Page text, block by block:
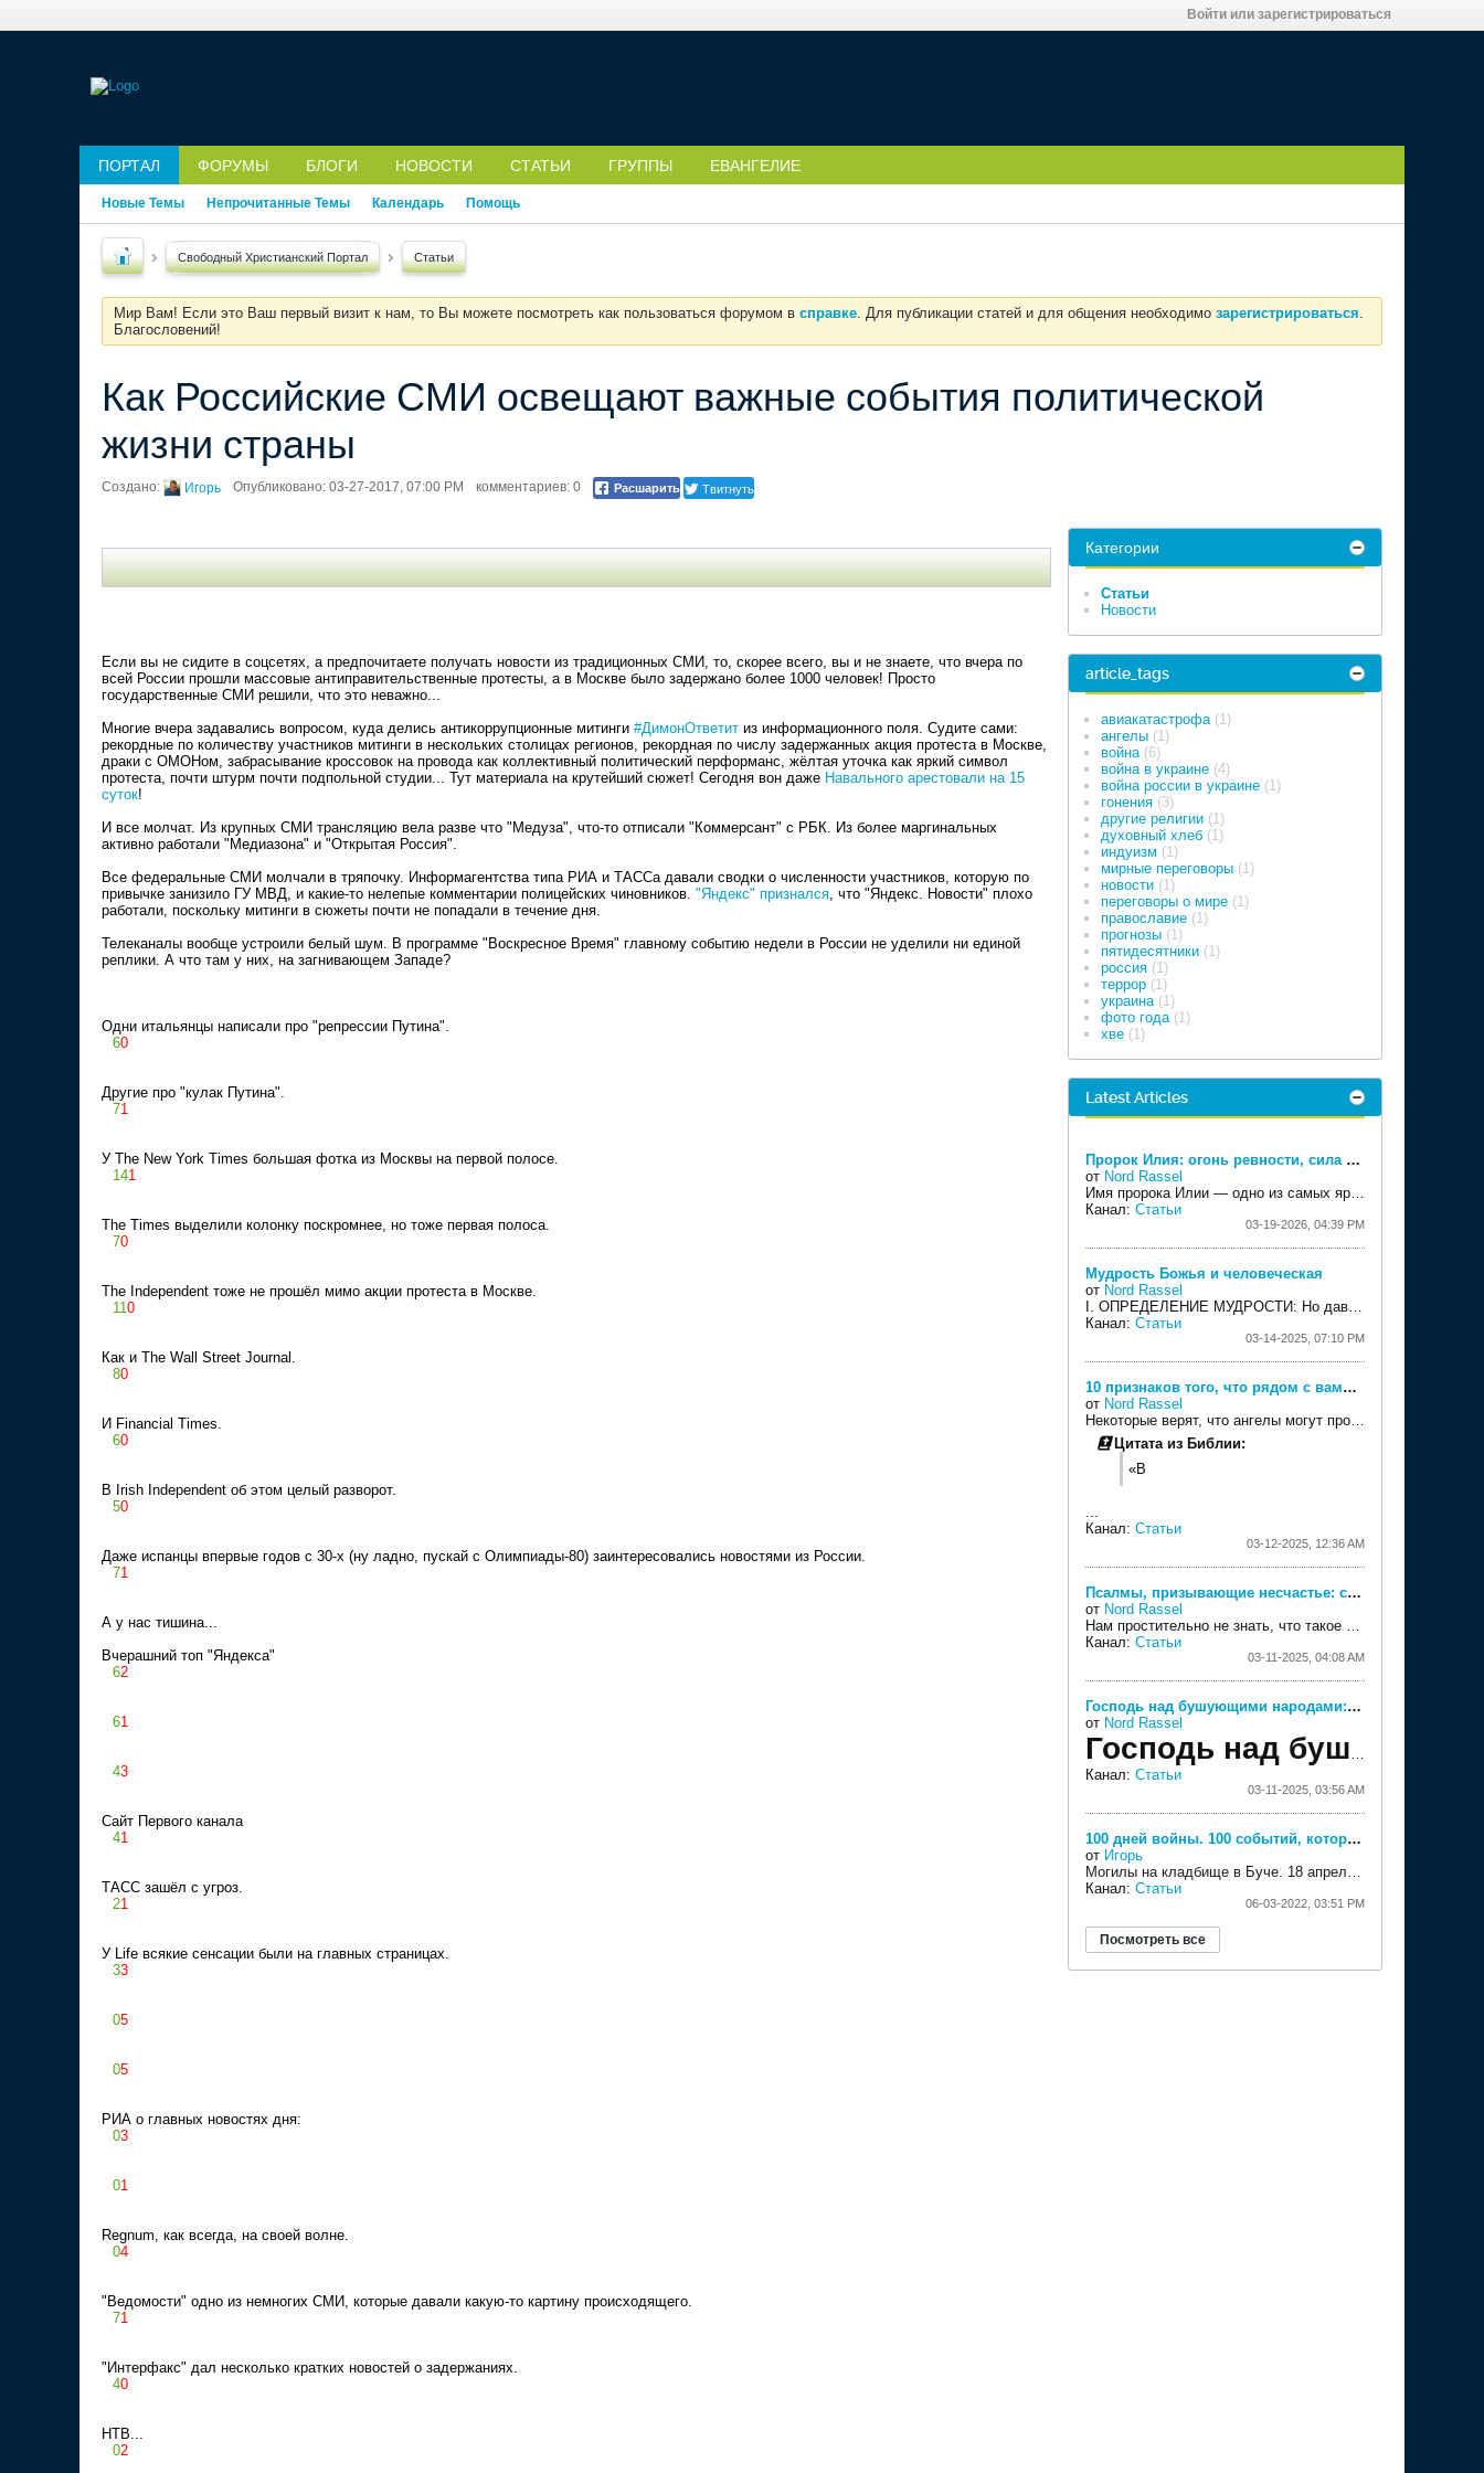
Войти или зарегистрироваться
ПОРТАЛ ФОРУМЫ БЛОГИ НОВОСТИ СТАТЬИ ГРУППЫ ЕВАНГЕЛИЕ
Новые Темы Непрочитанные Темы Календарь Помощь
Свободный Христианский Портал Статьи
Мир Вам! Если это Ваш первый визит к нам, то Вы можете посмотреть как пользоваться форумом в справке. Для публикации статей и для общения необходимо зарегистрироваться.
Благословений!
Как Российские СМИ освещают важные события политической
жизни страны
Создано: Игорь Опубликовано: 03-27-2017, 07:00 PM комментариев: 0 Расшарить Твитнуть
Если вы не сидите в соцсетях, а предпочитаете получать новости из традиционных СМИ, то, скорее всего, вы и не знаете, что вчера по
всей России прошли массовые антиправительственные протесты, а в Москве было задержано более 1000 человек! Просто
государственные СМИ решили, что это неважно...
Многие вчера задавались вопросом, куда делись антикоррупционные митинги #ДимонОтветит из информационного поля. Судите сами:
рекордные по количеству участников митинги в нескольких столицах регионов, рекордная по числу задержанных акция протеста в Москве,
драки с ОМОНом, забрасывание кроссовок на провода как коллективный политический перформанс, жёлтая уточка как яркий символ
протеста, почти штурм почти подпольной студии... Тут материала на крутейший сюжет! Сегодня вон даже Навального арестовали на 15
суток!
И все молчат. Из крупных СМИ трансляцию вела разве что "Медуза", что-то отписали "Коммерсант" с РБК. Из более маргинальных
активно работали "Медиазона" и "Открытая Россия".
Все федеральные СМИ молчали в тряпочку. Информагентства типа РИА и ТАССа давали сводки о численности участников, которую по
привычке занизило ГУ МВД, и какие-то нелепые комментарии полицейских чиновников. "Яндекс" признался, что "Яндекс. Новости" плохо
работали, поскольку митинги в сюжеты почти не попадали в течение дня.
Телеканалы вообще устроили белый шум. В программе "Воскресное Время" главному событию недели в России не уделили ни единой
реплики. А что там у них, на загнивающем Западе?
Одни итальянцы написали про "репрессии Путина".
60
Другие про "кулак Путина".
71
У The New York Times большая фотка из Москвы на первой полосе.
141
The Times выделили колонку поскромнее, но тоже первая полоса.
70
The Independent тоже не прошёл мимо акции протеста в Москве.
110
Как и The Wall Street Journal.
80
И Financial Times.
60
В Irish Independent об этом целый разворот.
50
Даже испанцы впервые годов с 30-х (ну ладно, пускай с Олимпиады-80) заинтересовались новостями из России.
71
А у нас тишина...
Вчерашний топ "Яндекса"
62
61
43
Сайт Первого канала
41
ТАСС зашёл с угроз.
21
У Life всякие сенсации были на главных страницах.
33
05
05
РИА о главных новостях дня:
03
01
Regnum, как всегда, на своей волне.
04
"Ведомости" одно из немногих СМИ, которые давали какую-то картину происходящего.
71
"Интерфакс" дал несколько кратких новостей о задержаниях.
40
НТВ...
02
Категории
Статьи
Новости
article_tags
авиакатастрофа(1)
ангелы (1)
война(6)
война в украине (4)
война россии в украине (1)
гонения (3)
другие религии (1)
духовный хлеб (1)
индуизм (1)
мирные переговоры (1)
новости (1)
переговоры о мире (1)
православие (1)
прогнозы (1)
пятидесятники (1)
россия (1)
террор (1)
украина(1)
фото года(1)
хве (1)
Latest Articles
Пророк Илия: огонь ревности, сила молитвы и тихий голос Бога
от Nord Rassel
Имя пророка Илии — одно из самых ярких исповеданий веры во всей Библии. Его еврейское имя
Канал: Статьи
03-19-2026, 04:39 PM
Мудрость Божья и человеческая
от Nord Rassel
I. ОПРЕДЕЛЕНИЕ МУДРОСТИ: Но давайте разберёмся, действительно ли это так....
Канал: Статьи
03-14-2025, 07:10 PM
10 признаков того, что рядом с вами находится ангел
от Nord Rassel
Некоторые верят, что ангелы могут проявлять своё присутствие различными способами. Вот несколько признаков, которые могут указывать на их близость.
Цитата из Библии:
«В
...
Канал: Статьи
03-12-2025, 12:36 AM
Псалмы, призывающие несчастье: стоит ли просить Бога наказать зло?
от Nord Rassel
Нам простительно не знать, что такое «псалом-проклятие» или «молитва-проклятие», но при нынешних обстоятельствах самое время с ними познакомиться и понять, как правильно ими пользоваться.
Канал: Статьи
03-11-2025, 04:08 AM
Господь над бушующими народами: исполняется 42 года речи Рейгана об «империи зла»
от Nord Rassel
Господь над бушующими народами: исполняется 42 года речи Рейгана об «империи зла»
Канал: Статьи
03-11-2025, 03:56 AM
100 дней войны. 100 событий, которые помогают заново оценить ее масштаб
от Игорь
Могилы на кладбище в Буче. 18 апреля 2022 года
Канал: Статьи
06-03-2022, 03:51 PM
Посмотреть все